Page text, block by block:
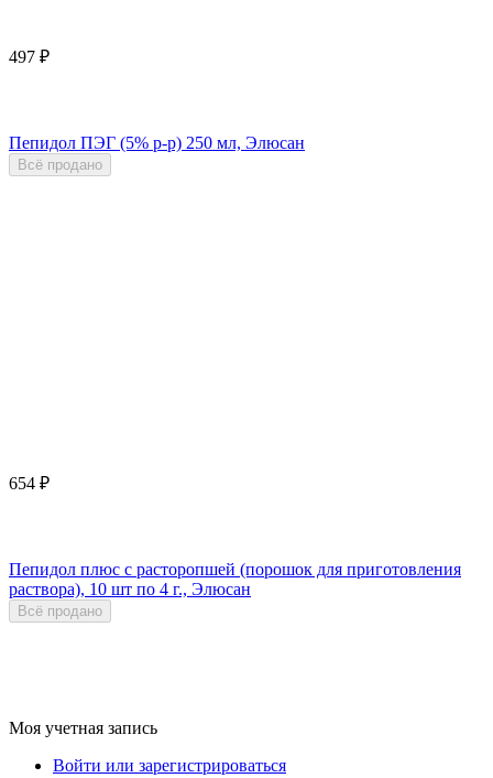
497 ₽
Пепидол ПЭГ (5% р-р) 250 мл, Элюсан
Всё продано
654 ₽
Пепидол плюс с расторопшей (порошок для приготовления
раствора), 10 шт по 4 г., Элюсан
Всё продано
Моя учетная запись
Войти или зарегистрироваться